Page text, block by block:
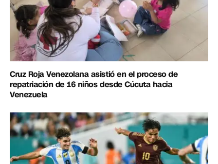
Cruz Roja Venezolana asistió en el proceso de
repatriación de 16 niños desde Cúcuta hacia
Venezuela